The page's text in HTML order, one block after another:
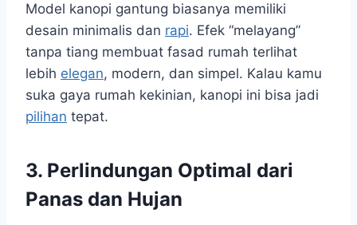
Model kanopi gantung biasanya memiliki
desain minimalis dan rapi. Efek “melayang”
tanpa tiang membuat fasad rumah terlihat
lebih elegan, modern, dan simpel. Kalau kamu
suka gaya rumah kekinian, kanopi ini bisa jadi
pilihan tepat.
3. Perlindungan Optimal dari
Panas dan Hujan